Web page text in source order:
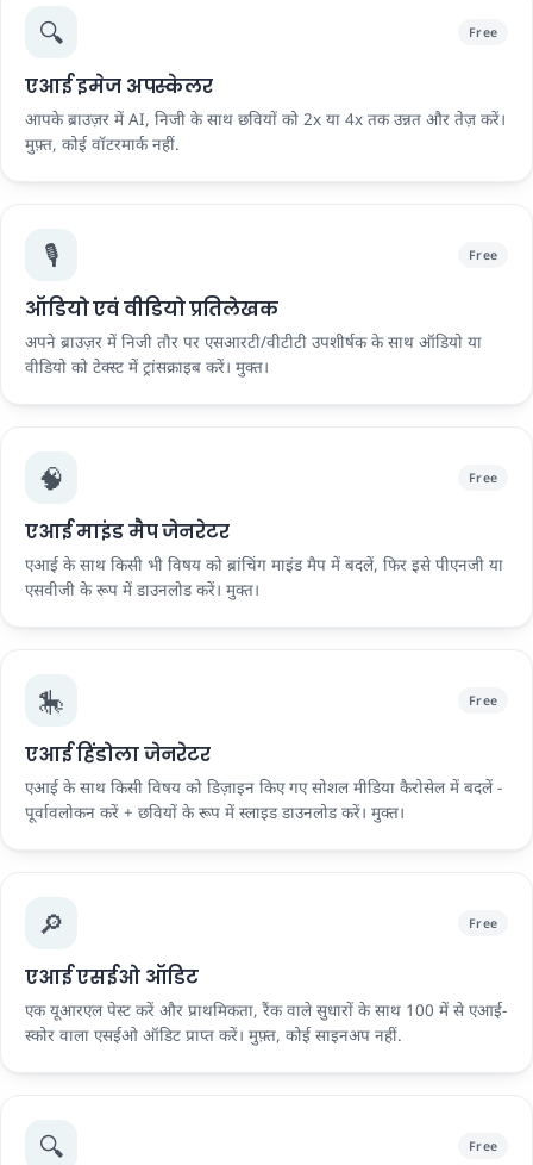
🔍 Free
एआई इमेज अपस्केलर
आपके ब्राउज़र में AI, निजी के साथ छवियों को 2x या 4x तक उन्नत और तेज़ करें।
मुफ़्त, कोई वॉटरमार्क नहीं.
🎙️ Free
ऑडियो एवं वीडियो प्रतिलेखक
अपने ब्राउज़र में निजी तौर पर एसआरटी/वीटीटी उपशीर्षक के साथ ऑडियो या
वीडियो को टेक्स्ट में ट्रांसक्राइब करें। मुक्त।
🧠 Free
एआई माइंड मैप जेनरेटर
एआई के साथ किसी भी विषय को ब्रांचिंग माइंड मैप में बदलें, फिर इसे पीएनजी या
एसवीजी के रूप में डाउनलोड करें। मुक्त।
🎠 Free
एआई हिंडोला जेनरेटर
एआई के साथ किसी विषय को डिज़ाइन किए गए सोशल मीडिया कैरोसेल में बदलें -
पूर्वावलोकन करें + छवियों के रूप में स्लाइड डाउनलोड करें। मुक्त।
🔎 Free
एआई एसईओ ऑडिट
एक यूआरएल पेस्ट करें और प्राथमिकता, रैंक वाले सुधारों के साथ 100 में से एआई-
स्कोर वाला एसईओ ऑडिट प्राप्त करें। मुफ़्त, कोई साइनअप नहीं.
🔍 Free